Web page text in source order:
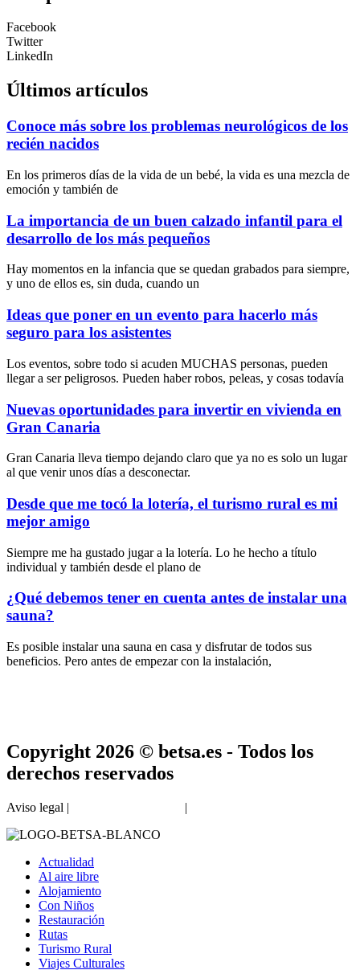
Facebook
Twitter
LinkedIn
Últimos artículos
Conoce más sobre los problemas neurológicos de los
recién nacidos
En los primeros días de la vida de un bebé, la vida es una mezcla de
emoción y también de
La importancia de un buen calzado infantil para el
desarrollo de los más pequeños
Hay momentos en la infancia que se quedan grabados para siempre,
y uno de ellos es, sin duda, cuando un
Ideas que poner en un evento para hacerlo más
seguro para los asistentes
Los eventos, sobre todo si acuden MUCHAS personas, pueden
llegar a ser peligrosos. Pueden haber robos, peleas, y cosas todavía
Nuevas oportunidades para invertir en vivienda en
Gran Canaria
Gran Canaria lleva tiempo dejando claro que ya no es solo un lugar
al que venir unos días a desconectar.
Desde que me tocó la lotería, el turismo rural es mi
mejor amigo
Siempre me ha gustado jugar a la lotería. Lo he hecho a título
individual y también desde el plano de
¿Qué debemos tener en cuenta antes de instalar una
sauna?
Es posible instalar una sauna en casa y disfrutar de todos sus
beneficios. Pero antes de empezar con la instalación,
Copyright 2026 © betsa.es - Todos los
derechos reservados
Aviso legal | |
Actualidad
Al aire libre
Alojamiento
Con Niños
Restauración
Rutas
Turismo Rural
Viajes Culturales